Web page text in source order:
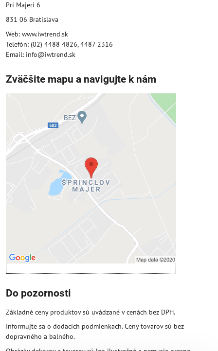
Pri Majeri 6
831 06 Bratislava
Web: www.iwtrend.sk
Telefón: (02) 4488 4826, 4487 2316
Email: info@iwtrend.sk
Zväčšite mapu a navigujte k nám
Externý obsah je blokovaný
Prajete si načítať externý obsah?
Povoliť tentokrát
Povoliť a zapamätať - súhlas s druhom
cookie: Funkčné
Otvoriť obsah v novom okne
Do pozornosti
Základné ceny produktov sú uvádzané v cenách bez DPH.
Informujte sa o dodacích podmienkach. Ceny tovarov sú bez
dopravného a balného.